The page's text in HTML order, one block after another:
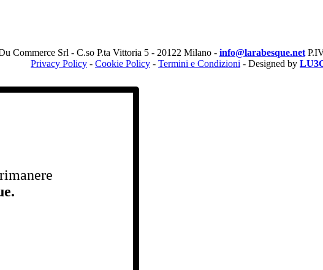
Commerce Srl - C.so P.ta Vittoria 5 - 20122 Milano - info@larabesque.net
Privacy Policy - Cookie Policy - Termini e Condizioni - Designed by